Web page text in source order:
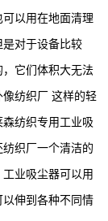
以用在地面清理
是对于设备比较
它们体积大无法
像纺织厂 这样的轻
纺织专用工业吸
织厂一个清洁的
业吸尘器可以用
伸到各种不同情